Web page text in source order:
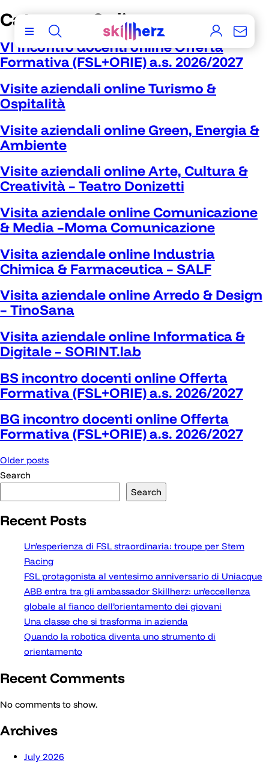
Category: Online
VI incontro docenti online Offerta
Formativa (FSL+ORIE) a.s. 2026/2027
Visite aziendali online Turismo &
Ospitalità
Visite aziendali online Green, Energia &
Ambiente
Visite aziendali online Arte, Cultura &
Creatività – Teatro Donizetti
Visita aziendale online Comunicazione
& Media –Moma Comunicazione
Visita aziendale online Industria
Chimica & Farmaceutica – SALF
Visita aziendale online Arredo & Design
– TinoSana
Visita aziendale online Informatica &
Digitale – SORINT.lab
BS incontro docenti online Offerta
Formativa (FSL+ORIE) a.s. 2026/2027
BG incontro docenti online Offerta
Formativa (FSL+ORIE) a.s. 2026/2027
Posts
navigation
Older posts
Search
Search
Recent Posts
Un’esperienza di FSL straordinaria: troupe per Stem
Racing
FSL protagonista al ventesimo anniversario di Uniacque
ABB entra tra gli ambassador Skillherz: un’eccellenza
globale al fianco dell’orientamento dei giovani
Una classe che si trasforma in azienda
Quando la robotica diventa uno strumento di
orientamento
Recent Comments
No comments to show.
Archives
July 2026